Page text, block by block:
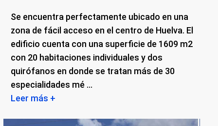
Se encuentra perfectamente ubicado en una
zona de fácil acceso en el centro de Huelva. El
edificio cuenta con una superficie de 1609 m2
con 20 habitaciones individuales y dos
quirófanos en donde se tratan más de 30
especialidades mé ...
Leer más +